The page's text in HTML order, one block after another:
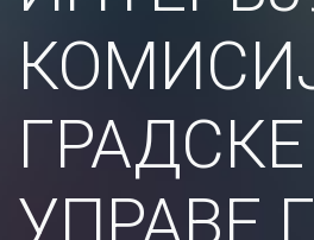
ГРАДСКЕ
УПРАВЕ